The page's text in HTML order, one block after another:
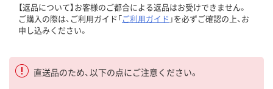
【返品について】お客様のご都合による返品はお受けできません。
ご購入の際は、ご利用ガイド「ご利用ガイド 」を必ずご確認の上、お
申し込みください。
直送品のため、以下の点にご注意ください。